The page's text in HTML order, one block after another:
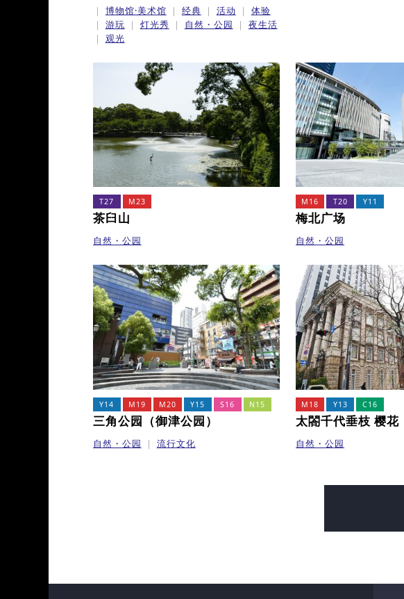
博物馆·美术馆 经典 活动
体验
游玩
灯光秀 自然・公园
夜生活
观光
T27 M23
茶臼山
自然・公园
M16 T20 Y11
梅北广场
自然・公园
Y14 M19 M20 Y15 S16 N15
三角公园（御津公园）
自然・公园 流行文化
M18 Y13 C16
太閤千代垂枝 樱花
自然・公园